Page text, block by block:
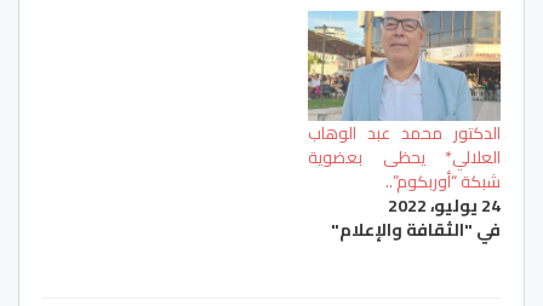
الدكتور محمد عبد الوهاب
العلالي* يحظى بعضوية
شبكة “أوربكوم”..
24 يوليو، 2022
في "الثقافة والإعلام"